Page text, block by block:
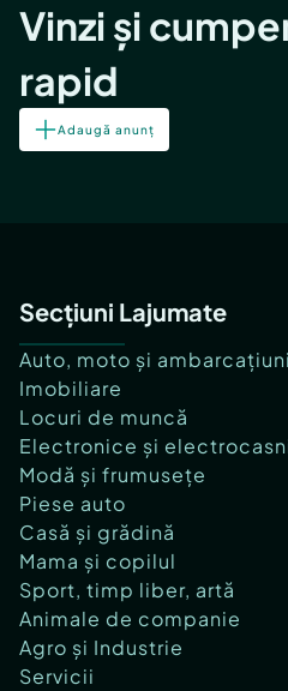
Vinzi și
rapid
Adaugă anunț
Secțiuni Lajumate
Auto, moto și ambarcațiuni
Imobiliare
Locuri de muncă
Electronice și
Modă și frumusețe
Piese auto
Casă și grădină
Mama și copilul
Sport, timp liber, artă
Animale de companie
Agro și Industrie
Servicii